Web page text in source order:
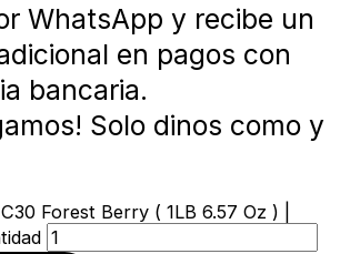
WhatsApp y recibe un
en pagos con
bancaria.
Solo dinos como y
Forest Berry ( 1LB 6.57 Oz ) |